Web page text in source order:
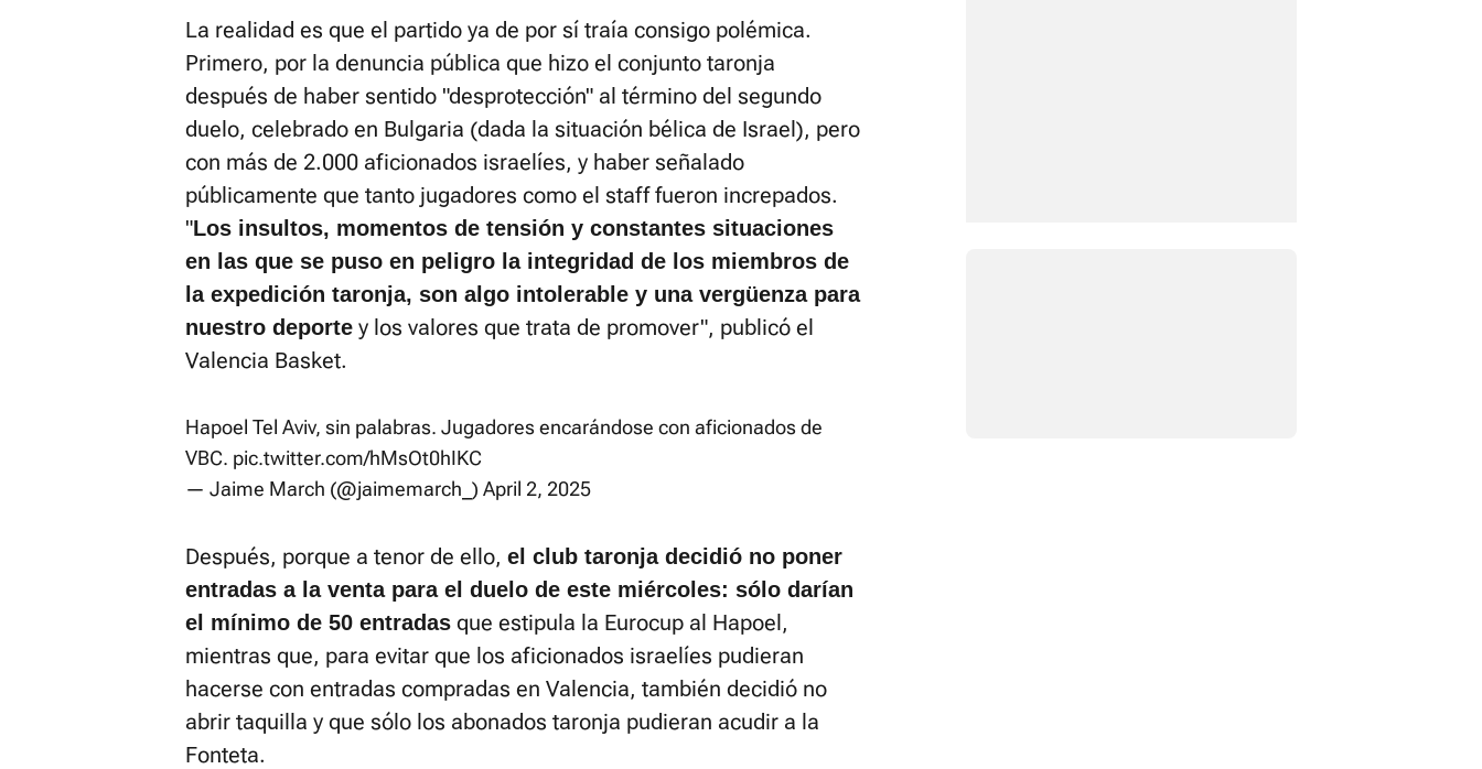
La realidad es que el partido ya de por sí traía consigo polémica.
Primero, por la denuncia pública que hizo el conjunto taronja
después de haber sentido "desprotección" al término del segundo
duelo, celebrado en Bulgaria (dada la situación bélica de Israel), pero
con más de 2.000 aficionados israelíes, y haber señalado
públicamente que tanto jugadores como el staff fueron increpados.
"Los insultos, momentos de tensión y constantes situaciones
en las que se puso en peligro la integridad de los miembros de
la expedición taronja, son algo intolerable y una vergüenza para
nuestro deporte y los valores que trata de promover", publicó el
Valencia Basket.
Hapoel Tel Aviv, sin palabras. Jugadores encarándose con aficionados de
VBC. pic.twitter.com/hMsOt0hIKC
— Jaime March (@jaimemarch_) April 2, 2025
Después, porque a tenor de ello, el club taronja decidió no poner
entradas a la venta para el duelo de este miércoles: sólo darían
el mínimo de 50 entradas que estipula la Eurocup al Hapoel,
mientras que, para evitar que los aficionados israelíes pudieran
hacerse con entradas compradas en Valencia, también decidió no
abrir taquilla y que sólo los abonados taronja pudieran acudir a la
Fonteta.